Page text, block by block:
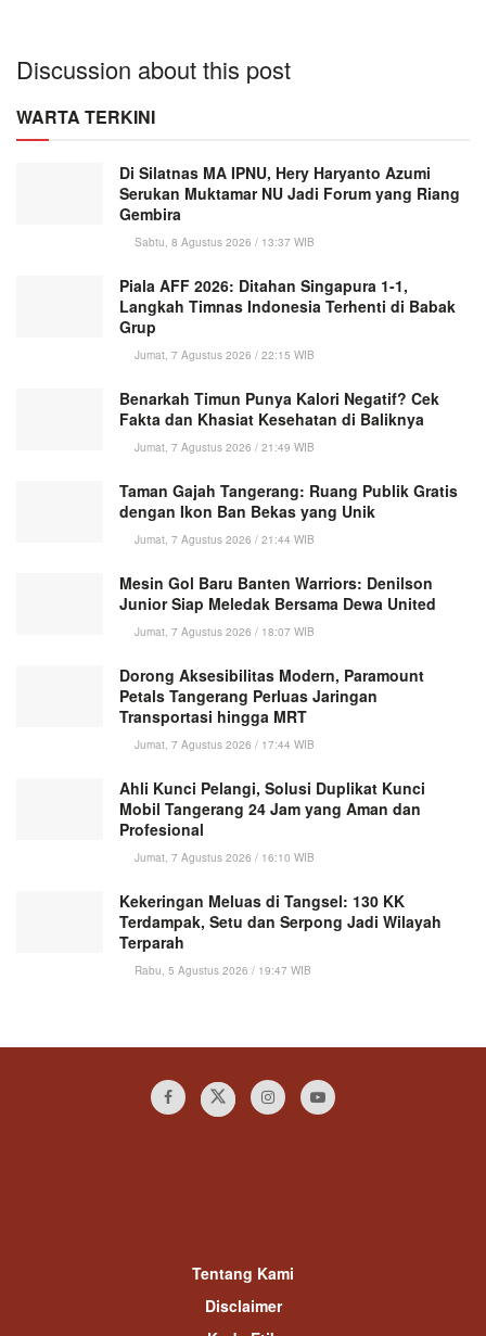
Discussion about this post
WARTA TERKINI
Di Silatnas MA IPNU, Hery Haryanto Azumi
Serukan Muktamar NU Jadi Forum yang Riang
Gembira
Sabtu, 8 Agustus 2026 / 13:37 WIB
Piala AFF 2026: Ditahan Singapura 1-1,
Langkah Timnas Indonesia Terhenti di Babak
Grup
Jumat, 7 Agustus 2026 / 22:15 WIB
Benarkah Timun Punya Kalori Negatif? Cek
Fakta dan Khasiat Kesehatan di Baliknya
Jumat, 7 Agustus 2026 / 21:49 WIB
Taman Gajah Tangerang: Ruang Publik Gratis
dengan Ikon Ban Bekas yang Unik
Jumat, 7 Agustus 2026 / 21:44 WIB
Mesin Gol Baru Banten Warriors: Denilson
Junior Siap Meledak Bersama Dewa United
Jumat, 7 Agustus 2026 / 18:07 WIB
Dorong Aksesibilitas Modern, Paramount
Petals Tangerang Perluas Jaringan
Transportasi hingga MRT
Jumat, 7 Agustus 2026 / 17:44 WIB
Ahli Kunci Pelangi, Solusi Duplikat Kunci
Mobil Tangerang 24 Jam yang Aman dan
Profesional
Jumat, 7 Agustus 2026 / 16:10 WIB
Kekeringan Meluas di Tangsel: 130 KK
Terdampak, Setu dan Serpong Jadi Wilayah
Terparah
Rabu, 5 Agustus 2026 / 19:47 WIB
Tentang Kami
Disclaimer